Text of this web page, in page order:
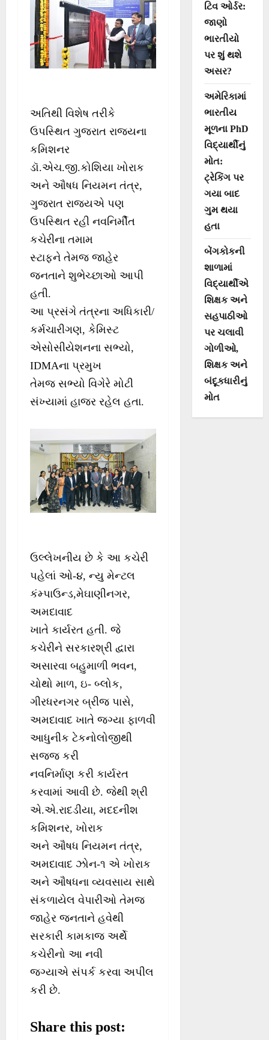
અતિથી વિશેષ તરીકે
ઉપસ્થિત ગુજરાત રાજ્યના
કમિશનર
ડૉ.એચ.જી.કોશિયા ખોરાક
અને ઔષધ નિયમન તંત્ર,
ગુજરાત રાજ્યએ પણ
ઉપસ્થિત રહી નવનિર્મીત
કચેરીના તમામ
સ્ટાફને તેમજ જાહેર
જનતાને શુભેચ્છાઓ આપી
હતી.
આ પ્રસંગે તંત્રના અધિકારી/
કર્મચારીગણ, કેમિસ્ટ
એસોસીયેશનના સભ્યો,
IDMAના પ્રમુખ
તેમજ સભ્યો વિગેરે મોટી
સંખ્યામાં હાજર રહેલ હતા.
ઉલ્લેખનીય છે કે આ કચેરી
પહેલાં ઓ-૪, ન્યુ મેન્ટલ
કંમ્પાઉન્ડ,મેઘાણીનગર,
અમદાવાદ
ખાતે કાર્યરત હતી. જે
કચેરીને સરકારશ્રી દ્વારા
અસારવા બહુમાળી ભવન,
ચોથો માળ, ઇ- બ્લોક,
ગીરધરનગર બ્રીજ પાસે,
અમદાવાદ ખાતે જગ્યા ફાળવી
આધુનીક ટેકનોલોજીથી
સજ્જ કરી
નવનિર્માણ કરી કાર્યરત
કરવામાં આવી છે. જેથી શ્રી
એ.એ.રાદડીયા, મદદનીશ
કમિશનર, ખોરાક
અને ઔષધ નિયમન તંત્ર,
અમદાવાદ ઝોન-૧ એ ખોરાક
અને ઔષધના વ્યવસાય સાથે
સંકળાયેલ વેપારીઓ તેમજ
જાહેર જનતાને હવેથી
સરકારી કામકાજ અર્થે
કચેરીનો આ નવી
જગ્યાએ સંપર્ક કરવા અપીલ
કરી છે.
Share this post:
ટિવ ઓર્ડર:
જાણો
ભારતીયો
પર શું થશે
અસર?
અમેરિકામાં
ભારતીય
મૂળના PhD
વિદ્યાર્થીનું
મોત:
ટ્રેકિંગ પર
ગયા બાદ
ગુમ થયા
હતા
બેંગકોકની
શાળામાં
વિદ્યાર્થીએ
શિક્ષક અને
સહપાઠીઓ
પર ચલાવી
ગોળીઓ,
શિક્ષક અને
બંદૂકધારીનું
મોત